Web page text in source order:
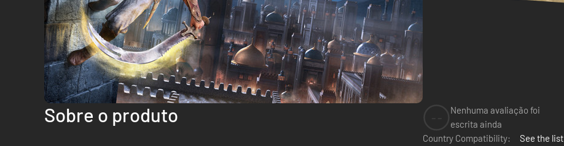
Sobre o produto
Nenhuma avaliação foi
escrita ainda
Country Compatibility:
See the list